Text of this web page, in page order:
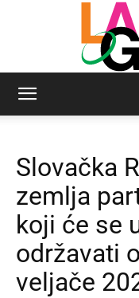
Slovačka
zemlja
koji će se
održavati
veljače